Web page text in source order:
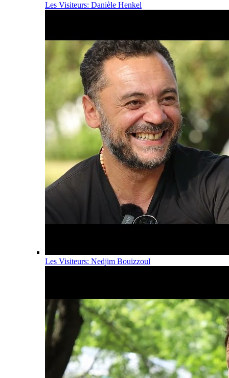
Les Visiteurs: Danièle Henkel
Les Visiteurs: Nedjim Bouizzoul